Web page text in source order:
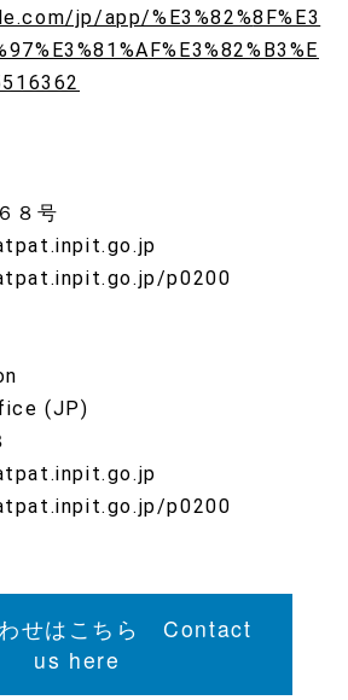
jp/app/%E3%82%8F%E3
８号
p0200
(JP)
p0200
せはこちら Contact
us here